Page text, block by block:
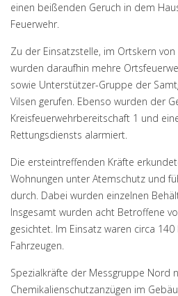
einen beißenden Geruch in dem
Feuerwehr.
Zu der Einsatzstelle, im Ortskern von
wurden daraufhin mehre
sowie Unterstützer-Gruppe der
Vilsen gerufen. Ebenso wurden der
Kreisfeuerwehrbereitschaft 1 und
Rettungsdiensts alarmiert.
Die ersteintreffenden Kräfte
Wohnungen unter Atemschutz und
durch. Dabei wurden einzelnen
Insgesamt wurden acht Betroffene
gesichtet. Im Einsatz waren circa
Fahrzeugen.
Spezialkräfte der Messgruppe Nord
Chemikalienschutzanzügen im